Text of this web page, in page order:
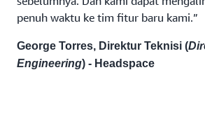
penuh waktu ke tim fitur baru kami.”
George Torres, Direktur Teknisi (
Engineering) - Headspace